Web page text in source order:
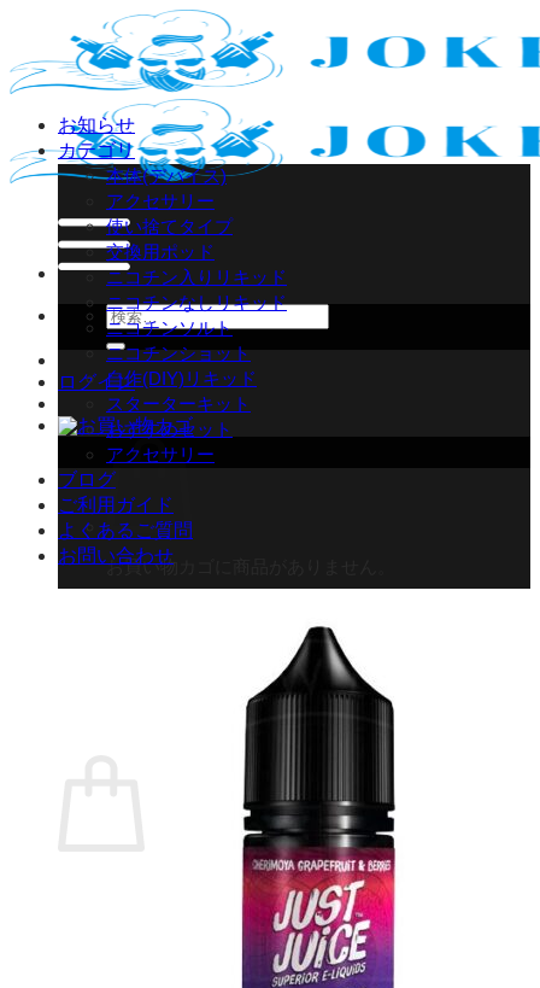
content
検
索
対
象:
ログイン
お買い物カゴに商品がありません。
0
お買い物カゴに商品がありません。
お知らせ
カテゴリ
本体(デバイス)
アクセサリー
使い捨てタイプ
交換用ポッド
ニコチン入りリキッド
ニコチンなしリキッド
ニコチンソルト
ニコチンショット
自作(DIY)リキッド
スターターキット
おすすめセット
アクセサリー
ブログ
ご利用ガイド
よくあるご質問
お問い合わせ